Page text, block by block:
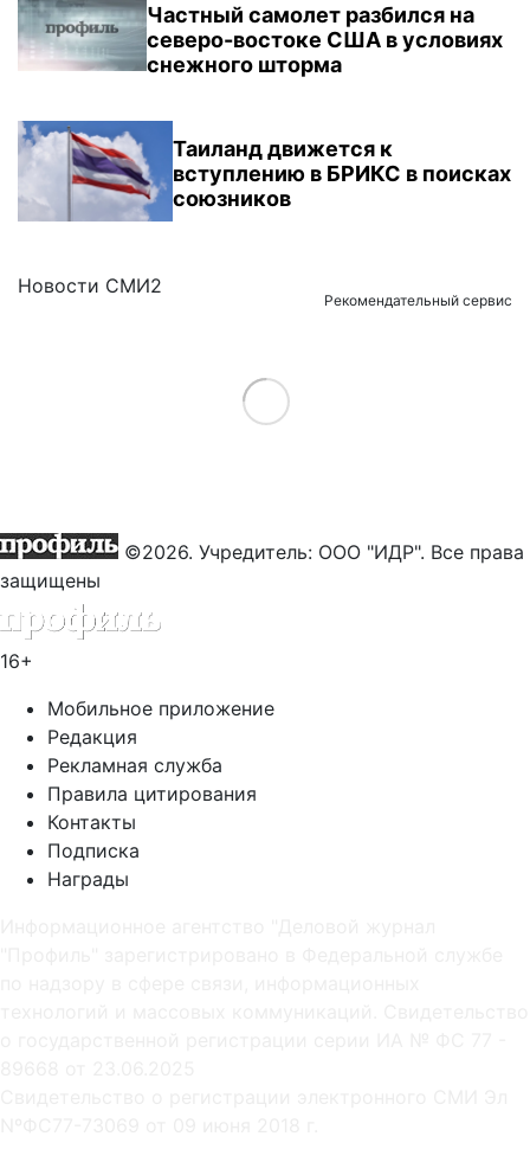
Частный самолет разбился на
северо-востоке США в условиях
снежного шторма
Таиланд движется к
вступлению в БРИКС в поисках
союзников
Новости СМИ2
Рекомендательный сервис
Load More
©2026. Учредитель: ООО "ИДР". Все права
защищены
16+
Мобильное приложение
Редакция
Рекламная служба
Правила цитирования
Контакты
Подписка
Награды